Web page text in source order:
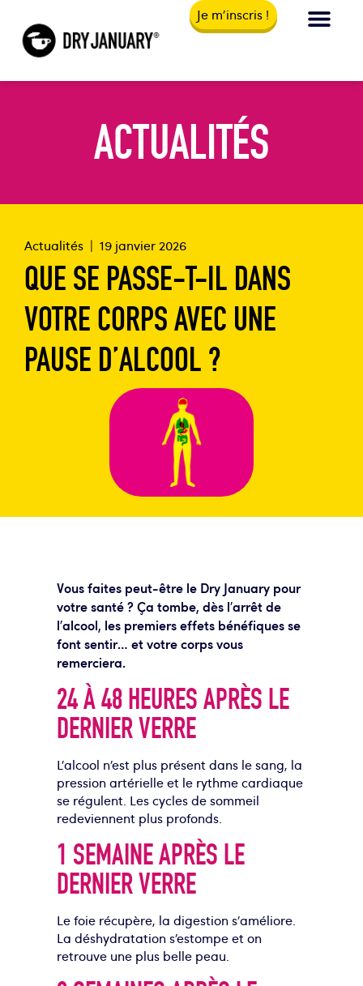
Je m'inscris !
ACTUALITÉS
Actualités | 19 janvier 2026
QUE SE PASSE-T-IL DANS
VOTRE CORPS AVEC UNE
PAUSE D’ALCOOL ?
Vous faites peut-être le Dry January pour
votre santé ? Ça tombe, dès l’arrêt de
l’alcool, les premiers effets bénéfiques se
font sentir… et votre corps vous
remerciera.
24 À 48 HEURES APRÈS LE
DERNIER VERRE
L’alcool n’est plus présent dans le sang, la
pression artérielle et le rythme cardiaque
se régulent. Les cycles de sommeil
redeviennent plus profonds.
1 SEMAINE APRÈS LE
DERNIER VERRE
Le foie récupère, la digestion s’améliore.
La déshydratation s’estompe et on
retrouve une plus belle peau.